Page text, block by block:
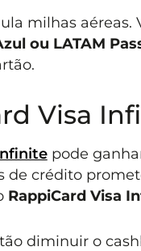
milhas
ou LATAM
Visa
pode
de crédito
RappiCard Visa
diminuir o